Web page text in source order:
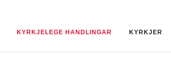
KYRKJELEGE HANDLINGAR KYRKJER